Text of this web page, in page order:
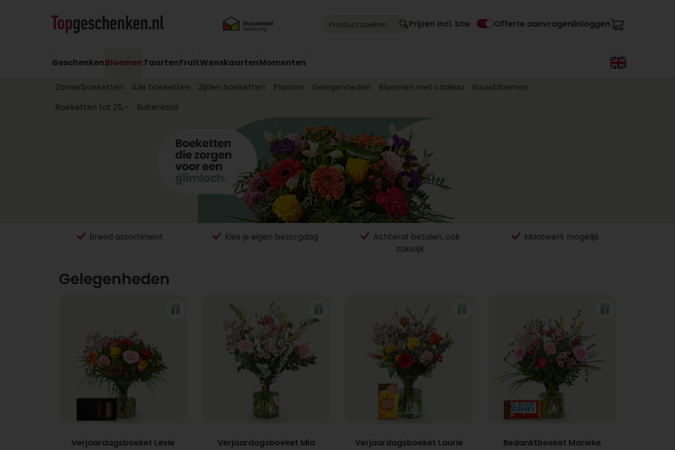
Prijzen incl. btw Offerte aanvragen Inloggen
GeschenkenBloemenTaartenFruitWenskaartenMomenten
Zomerboeketten Alle boeketten Zijden boeketten Planten Gelegenheden Bloemen met cadeau
Rouwbloemen
Boeketten tot 25,-
Buitenland
Breed assortiment Kies je eigen bezorgdag
Achteraf betalen, ook
zakelijk
Maatwerk mogelijk
Gelegenheden
Verjaardagsboeket Lexie Verjaardagsboeket Mia Verjaardagsboeket Laurie Bedanktboeket Marieke